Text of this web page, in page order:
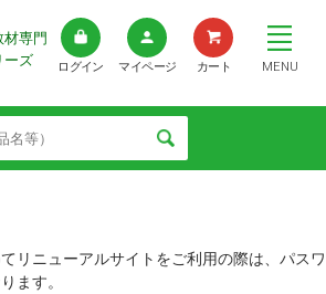
材専門
ーズ
ログイン マイページ カート MENU
リニューアルサイトをご利用の際は、パスワ
ます。